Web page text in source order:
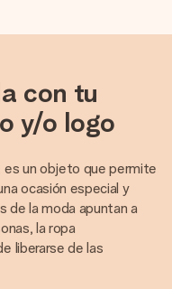
con tu
y/o logo
es un objeto que permite
ocasión especial y
de la moda apuntan a
la ropa
liberarse de las